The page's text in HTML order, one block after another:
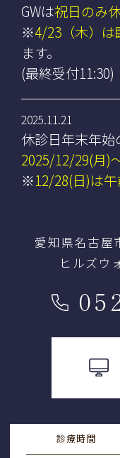
GWは祝日のみ
※4/23（木）は
ます。
(最終受付11:30)
2025.11.21
休診日年末年始
2025/12/29(月)
※12/28(日)は
【臨時休診】
11/9(日)、10日
お願い致します
祝日の
12日、13日
診療時間
愛知県名古屋
ヒルズウ